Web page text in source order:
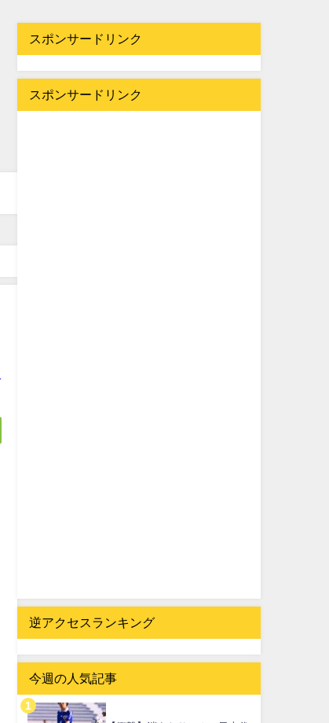
スポンサードリンク
スポンサードリンク
逆アクセスランキング
今週の人気記事